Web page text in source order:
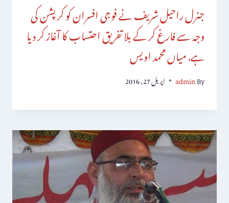
جنرل راحیل شریف نے فوجی افسران کو کرپشن کی
وجہ سے فارغ کر کے بلا تفریق احتساب کا آغاز کر دیا
ہے. میاں محمد اویس
By
admin اپریل 27, 2016